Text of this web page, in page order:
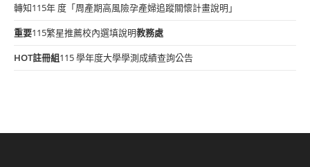
轉知115年 度「周產期高風險孕產婦追蹤關懷計畫說明」
重要115繁星推薦校內選填說明教務處
HOT註冊組115 學年度大學學測成績查詢公告